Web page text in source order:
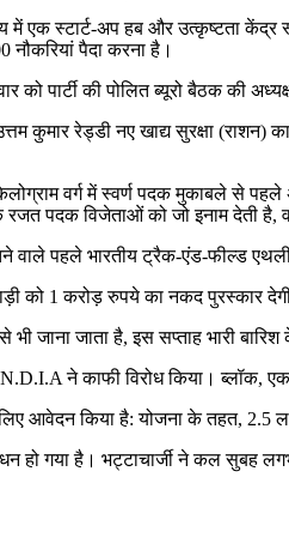
में एक स्टार्ट-अप हब और उत्कृष्टता
नौकरियां पैदा करना है।
की पोलित ब्यूरो बैठक की
कुमार रेड्डी नए खाद्य सुरक्षा
वर्ग में स्वर्ण पदक मुकाबले
पदक विजेताओं को जो इनाम देती है,
पहले भारतीय ट्रैक-एंड-फील्ड
को 1 करोड़ रुपये का नकद पुरस्कार
भी जाना जाता है, इस सप्ताह भारी
ने काफी विरोध किया। ब्लॉक,
आवेदन किया है: योजना के तहत, 2.5
हो गया है। भट्टाचार्जी ने कल